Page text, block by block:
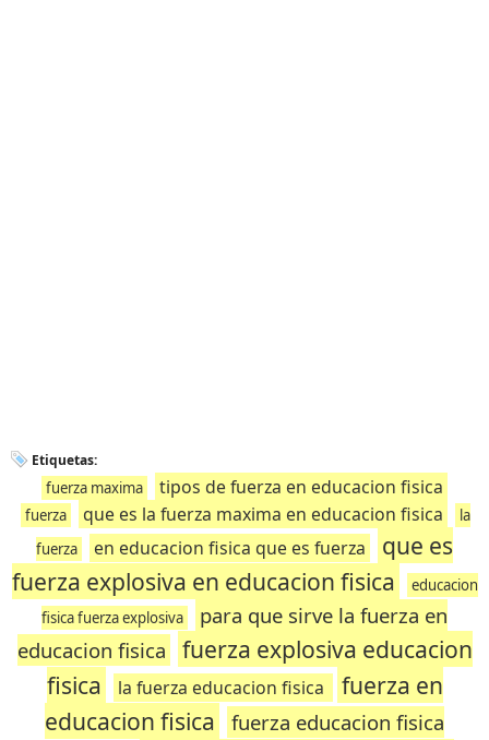
Etiquetas:
fuerza maxima tipos de fuerza en educacion fisica
fuerza que es la fuerza maxima en educacion fisica
la
fuerza
en educacion fisica que es fuerza
que es
fuerza explosiva en educacion fisica
educacion
fisica fuerza explosiva
para que sirve la fuerza en
educacion fisica
fuerza explosiva educacion
fisica
la fuerza educacion fisica
fuerza en
educacion fisica
fuerza educacion fisica